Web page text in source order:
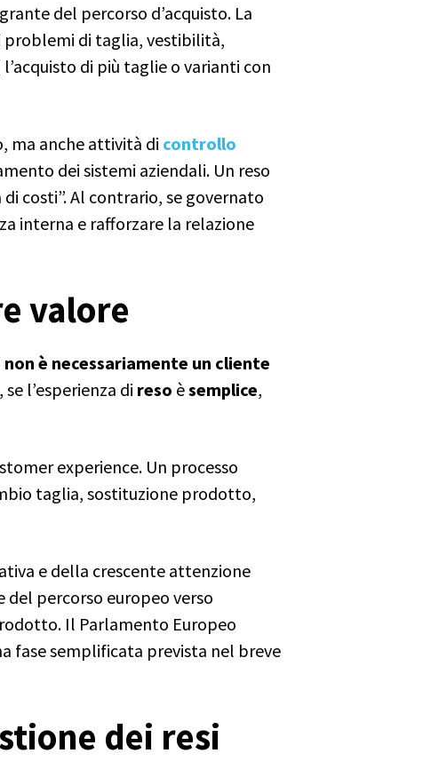
del percorso d’acquisto. La
problemi di taglia, vestibilità,
di più taglie o varianti con
ma anche attività di controllo
dei sistemi aziendali. Un reso
costi”. Al contrario, se governato
interna e rafforzare la relazione
valore
è necessariamente un cliente
, se l’esperienza di reso èsemplice,
experience. Un processo
taglia, sostituzione prodotto,
e della crescente attenzione
percorso europeo verso
Il Parlamento Europeo
fase semplificata prevista nel breve
dei resi